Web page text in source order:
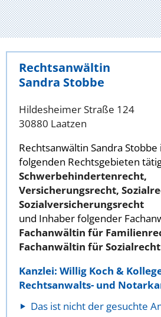
Rechtsanwältin
Sandra Stobbe
Hildesheimer Straße 124
30880 Laatzen
Rechtsanwältin Sandra Stobbe
folgenden Rechtsgebieten
Schwerbehindertenrecht,
Versicherungsrecht,
Sozialversicherungsrecht
und Inhaber folgender
Fachanwältin für
Fachanwältin für Sozialrecht
Kanzlei: Willig Koch &
Rechtsanwalts- und
Das ist nicht der gesuchte